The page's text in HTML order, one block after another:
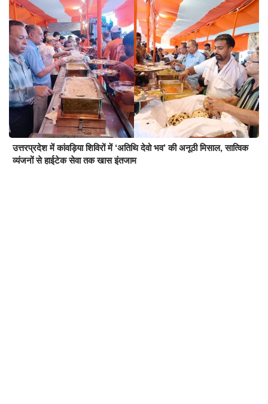
उत्तरप्रदेश में कांवड़िया शिविरों में ‘अतिथि देवो भव’ की अनूठी मिसाल, सात्विक
व्यंजनों से हाईटेक सेवा तक खास इंतजाम